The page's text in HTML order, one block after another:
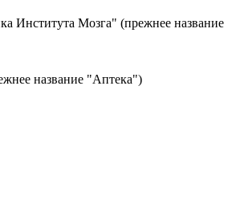
Института Мозга" (прежнее название
название "Аптека")